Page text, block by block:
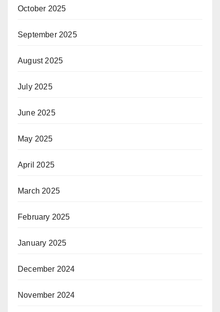
October 2025
September 2025
August 2025
July 2025
June 2025
May 2025
April 2025
March 2025
February 2025
January 2025
December 2024
November 2024